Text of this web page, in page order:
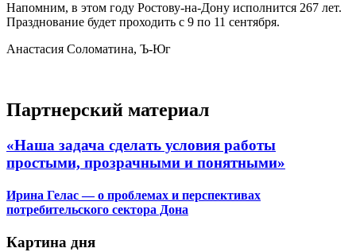
Напомним, в этом году Ростову-на-Дону исполнится 267 лет.
Празднование будет проходить с 9 по 11 сентября.
Анастасия Соломатина, Ъ-Юг
Партнерский материал
«Наша задача сделать условия работы
простыми, прозрачными и понятными»
Ирина Гелас — о проблемах и перспективах
потребительского сектора Дона
Картина дня